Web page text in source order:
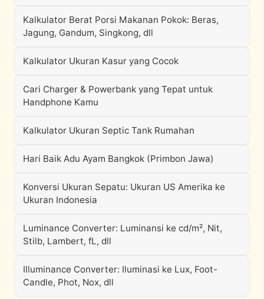
Kalkulator Berat Porsi Makanan Pokok: Beras,
Jagung, Gandum, Singkong, dll
Kalkulator Ukuran Kasur yang Cocok
Cari Charger & Powerbank yang Tepat untuk
Handphone Kamu
Kalkulator Ukuran Septic Tank Rumahan
Hari Baik Adu Ayam Bangkok (Primbon Jawa)
Konversi Ukuran Sepatu: Ukuran US Amerika ke
Ukuran Indonesia
Luminance Converter: Luminansi ke cd/m², Nit,
Stilb, Lambert, fL, dll
Illuminance Converter: Iluminasi ke Lux, Foot-
Candle, Phot, Nox, dll